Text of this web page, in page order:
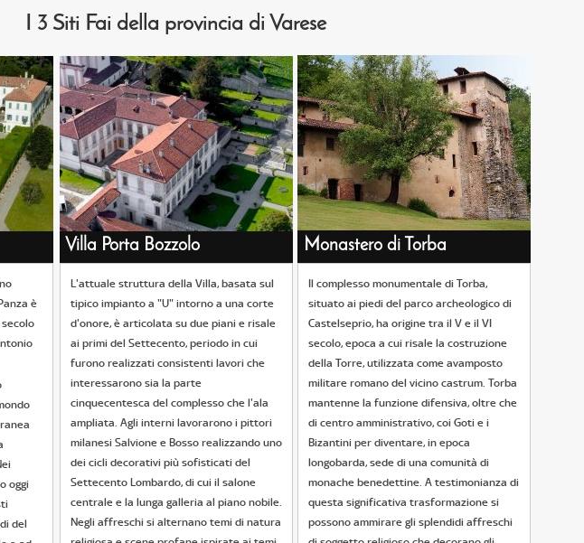
I 3 Siti Fai della provincia di Varese
Villa Porta Bozzolo Monastero di Torba
è
oggi
del
L'attuale struttura della Villa, basata sul
tipico impianto a "U" intorno a una corte
d'onore, è articolata su due piani e risale
ai primi del Settecento, periodo in cui
furono realizzati consistenti lavori che
interessarono sia la parte
cinquecentesca del complesso che l'ala
ampliata. Agli interni lavorarono i pittori
milanesi Salvione e Bosso realizzando uno
dei cicli decorativi più sofisticati del
Settecento Lombardo, di cui il salone
centrale e la lunga galleria al piano nobile.
Negli affreschi si alternano temi di natura
Il complesso monumentale di Torba,
situato ai piedi del parco archeologico di
Castelseprio, ha origine tra il V e il VI
secolo, epoca a cui risale la costruzione
della Torre, utilizzata come avamposto
militare romano del vicino castrum. Torba
mantenne la funzione difensiva, oltre che
di centro amministrativo, coi Goti e i
Bizantini per diventare, in epoca
longobarda, sede di una comunità di
monache benedettine. A testimonianza di
questa significativa trasformazione si
possono ammirare gli splendidi affreschi